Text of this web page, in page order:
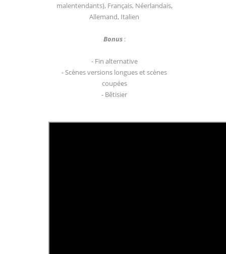
malentendants), Français, Néerlandais,
Allemand, Italien
Bonus:
- Fin alternative
- Scènes versions longues et scènes
coupées
- Bêtisier